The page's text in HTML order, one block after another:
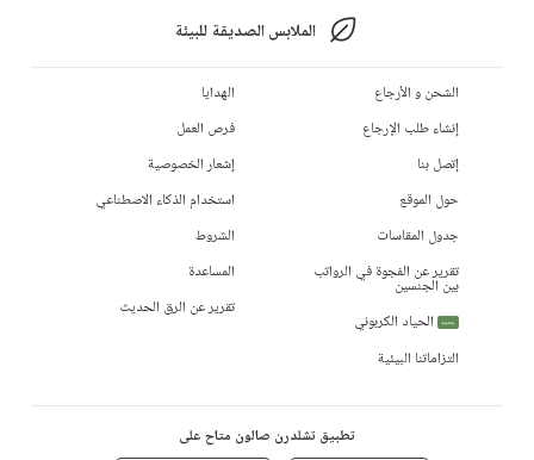
الملابس الصديقة للبيئة
الشحن و الأرجاع
إنشاء طلب الإرجاع
إتصل بنا
حول الموقع
جدول المقاسات
تقرير عن الفجوة في الرواتب
بين الجنسين
جديد
الحياد الكربوني
التزاماتنا البيئية
الهدايا
فرص العمل
إشعار الخصوصية
استخدام الذكاء الاصطناعي
الشروط
المساعدة
تقرير عن الرق الحديث
تطبيق تشلدرن صالون متاح على